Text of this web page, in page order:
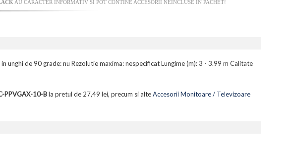
AU CARACTER INFORMATIV SI POT CONTINE ACCESORII NEINCLUSE IN PACHET!
de 90 grade: nu Rezolutie maxima: nespecificat Lungime (m): 3 - 3.99 m Calitate
PPVGAX-10-Bla pretul de 27,49 lei, precum si alteAccesorii Monitoare / Televizoare